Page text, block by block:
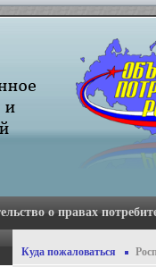
о правах
Куда пожаловаться